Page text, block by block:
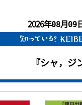
2026年08月09
『シャ，ジ